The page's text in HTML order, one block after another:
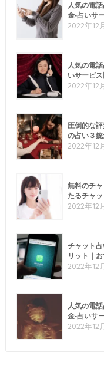
人気の電
金-占いサ
2022年12
人気の電
いサービ
2022年12
圧倒的な
の占い３銃
2022年12
無料のチ
たるチャ
2022年12
チャット
リット｜
2022年12
人気の電
金-占いサ
2022年12